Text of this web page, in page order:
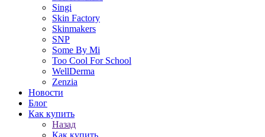
Singi
Skin Factory
Skinmakers
SNP
Some By Mi
Too Cool For School
WellDerma
Zenzia
Новости
Блог
Как купить
Назад
Как купить